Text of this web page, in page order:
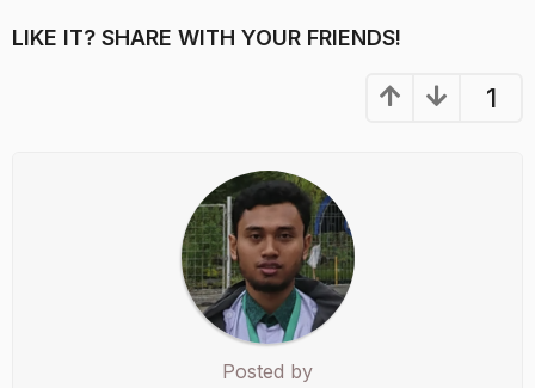
LIKE IT? SHARE WITH YOUR FRIENDS!
1
Posted by